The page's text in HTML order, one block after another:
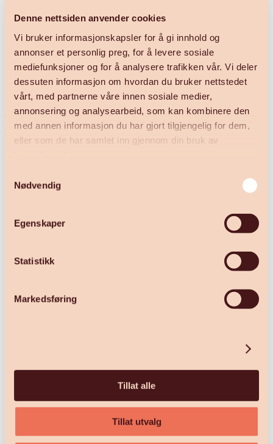
Denne nettsiden anvender cookies
Vi bruker informasjonskapsler for å gi innhold og
annonser et personlig preg, for å levere sosiale
mediefunksjoner og for å analysere trafikken vår. Vi deler
dessuten informasjon om hvordan du bruker nettstedet
vårt, med partnerne våre innen sosiale medier,
annonsering og analysearbeid, som kan kombinere den
med annen informasjon du har gjort tilgjengelig for dem,
eller som de har samlet inn gjennom din bruk av
Nødvendig
Egenskaper
Statistikk
Markedsføring
Tillat alle
Tillat utvalg
Heis
Helse og sikkerhet
Informasjon
Livet bak heiskortet
Profil og media
Regler og retningslinjer
Teknisk avdeling
Utleie
Meta
WordPress.org